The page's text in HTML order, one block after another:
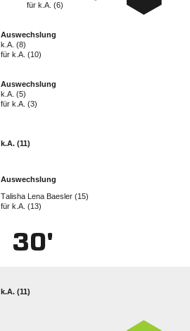
fürk.A. (6)
Auswechslung
k.A. (8)
fürk.A. (10)
Auswechslung
k.A. (5)
fürk.A. (3)
k.A. (11)
Auswechslung
   
fürk.A. (13)
30'
k.A. (11)